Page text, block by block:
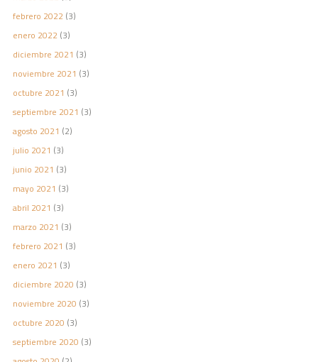
febrero 2022 (3)
enero 2022 (3)
diciembre 2021 (3)
noviembre 2021 (3)
octubre 2021 (3)
septiembre 2021 (3)
agosto 2021 (2)
julio 2021 (3)
junio 2021 (3)
mayo 2021 (3)
abril 2021 (3)
marzo 2021 (3)
febrero 2021 (3)
enero 2021 (3)
diciembre 2020 (3)
noviembre 2020 (3)
octubre 2020 (3)
septiembre 2020 (3)